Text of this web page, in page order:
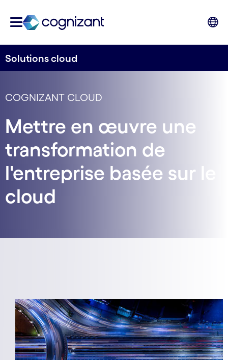
Solutions cloud
COGNIZANT CLOUD
Mettre en œuvre une
transformation de
l'entreprise basée sur le
cloud